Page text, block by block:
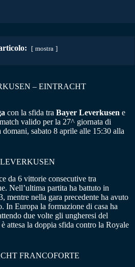
mostra
– EINTRACHT
con la sfida tra Bayer Leverkusen e
valido per la 27^ giornata di
sabato 8 aprile alle 15:30 alla
da 6 vittorie consecutive tra
Nell’ultima partita ha battuto in
mentre nella gara precedente ha avuto
In Europa la formazione di casa ha
due volte gli ungheresi del
attesa la doppia sfida contro la Royale
FRANCOFORTE